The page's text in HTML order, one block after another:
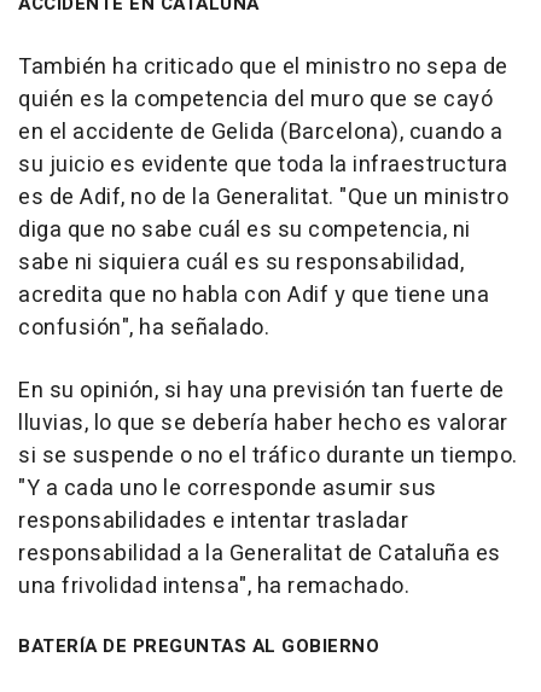
También ha criticado que el ministro no sepa de
quién es la competencia del muro que se cayó
en el accidente de Gelida (Barcelona), cuando a
su juicio es evidente que toda la infraestructura
es de Adif, no de la Generalitat. "Que un ministro
diga que no sabe cuál es su competencia, ni
sabe ni siquiera cuál es su responsabilidad,
acredita que no habla con Adif y que tiene una
confusión", ha señalado.
En su opinión, si hay una previsión tan fuerte de
lluvias, lo que se debería haber hecho es valorar
si se suspende o no el tráfico durante un tiempo.
"Y a cada uno le corresponde asumir sus
responsabilidades e intentar trasladar
responsabilidad a la Generalitat de Cataluña es
una frivolidad intensa", ha remachado.
BATERÍA DE PREGUNTAS AL GOBIERNO